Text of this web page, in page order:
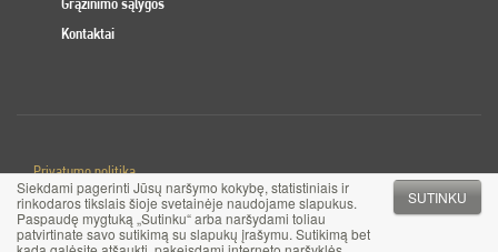
Siekdami pagerinti Jūsų naršymo kokybę, statistiniais ir
rinkodaros tikslais šioje svetainėje naudojame slapukus.
Paspaudę mygtuką „Sutinku“ arba naršydami toliau
patvirtinate savo sutikimą su slapukų įrašymu. Sutikimą bet
SUTINKU
Kontaktai
Privatumo politika
Slapuku politika
© 2017 MB Pinigai.lt. Visos teisės saugomos